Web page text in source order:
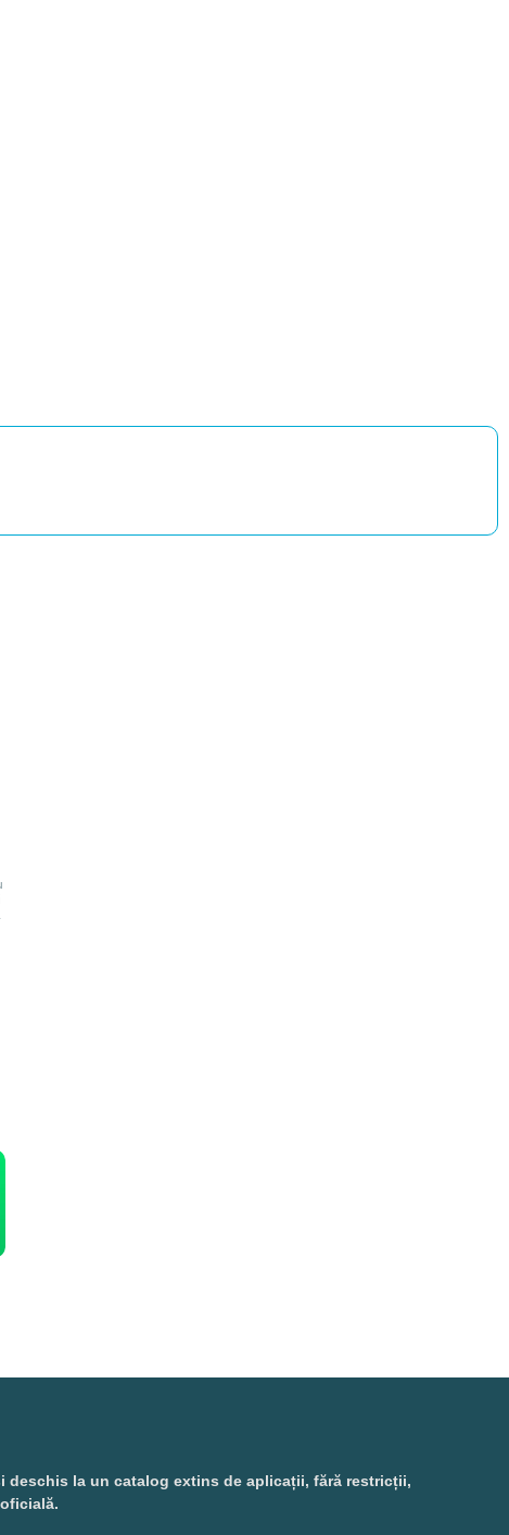
la un catalog extins de aplicații, fără restricții,